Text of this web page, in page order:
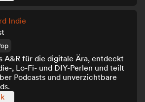
Indie
A&R für die digitale Ära, entdeckt
, Lo-Fi- und DIY-Perlen und teilt
Podcasts und unverzichtbare